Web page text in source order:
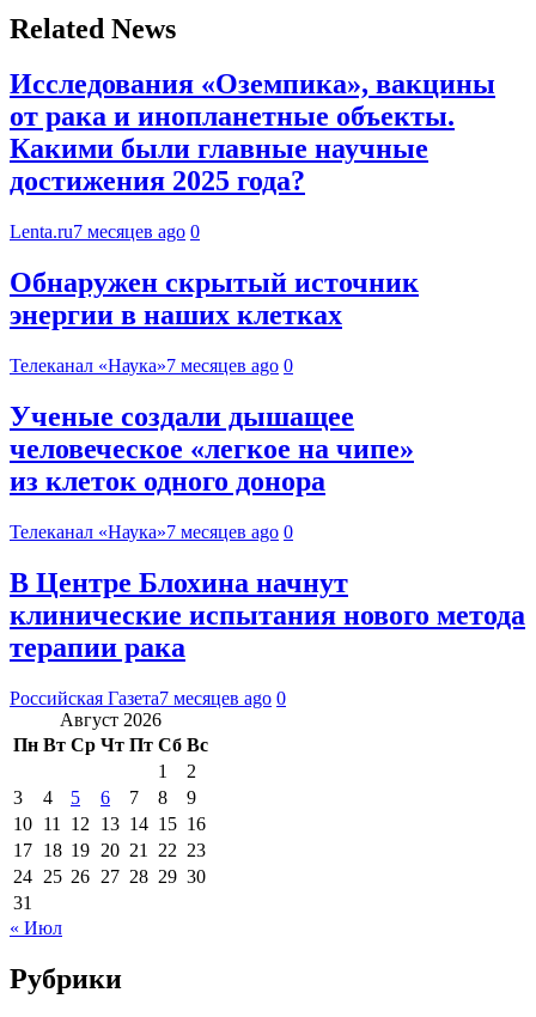
Related News
Исследования «Оземпика», вакцины
от рака и инопланетные объекты.
Какими были главные научные
достижения 2025 года?
Lenta.ru7 месяцев ago 0
Обнаружен скрытый источник
энергии в наших клетках
Телеканал «Наука»7 месяцев ago 0
Ученые создали дышащее
человеческое «легкое на чипе»
из клеток одного донора
Телеканал «Наука»7 месяцев ago 0
В Центре Блохина начнут
клинические испытания нового метода
терапии рака
Российская Газета7 месяцев ago 0
Август 2026
Пн Вт Ср Чт Пт Сб Вс
1
2
3
4 5 6 7 8
9
10 11 12 13 14 15 16
17 18 19 20 21 22 23
24 25 26 27 28 29 30
31
« Июл
Рубрики